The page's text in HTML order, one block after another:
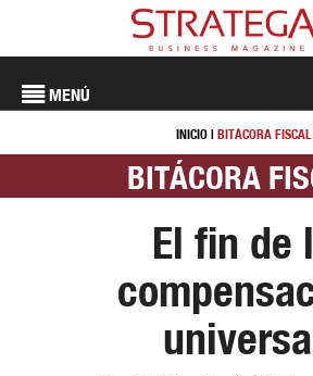
MENÚ
INICIO| BITÁCORA FISCAL
BITÁCORA
El fin de